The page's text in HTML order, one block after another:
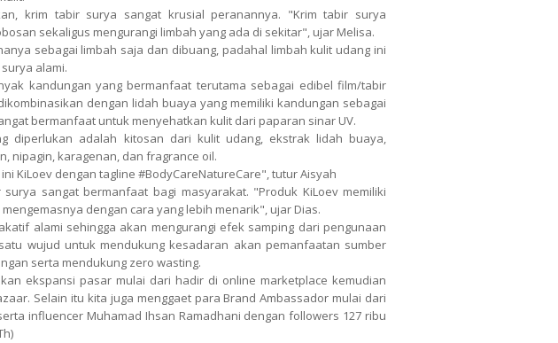
krim tabir surya sangat krusial peranannya. "Krim tabir surya
sekaligus mengurangi limbah yang ada di sekitar", ujar Melisa.
sebagai limbah saja dan dibuang, padahal limbah kulit udang ini
alami.
kandungan yang bermanfaat terutama sebagai edibel film/tabir
dengan lidah buaya yang memiliki kandungan sebagai
bermanfaat untuk menyehatkan kulit dari paparan sinar UV.
diperlukan adalah kitosan dari kulit udang, ekstrak lidah buaya,
nipagin, karagenan, dan fragrance oil.
KiLoev dengan tagline #BodyCareNatureCare", tutur Aisyah
sangat bermanfaat bagi masyarakat. "Produk KiLoev memiliki
dengan cara yang lebih menarik", ujar Dias.
alami sehingga akan mengurangi efek samping dari pengunaan
wujud untuk mendukung kesadaran akan pemanfaatan sumber
serta mendukung zero wasting.
ekspansi pasar mulai dari hadir di online marketplace kemudian
Selain itu kita juga menggaet para Brand Ambassador mulai dari
influencer Muhamad Ihsan Ramadhani dengan followers 127 ribu